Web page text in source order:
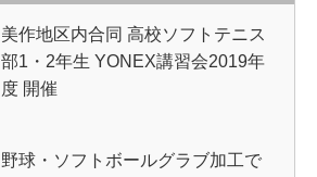
美作地区内合同 高校ソフトテニス
部1・2年生 YONEX講習会2019年
度 開催
野球・ソフトボールグラブ加工で